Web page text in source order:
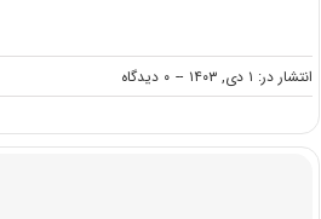
انتشار در: ۱ دی, ۱۴۰۳ -- ۰ دیدگاه
on
سوالات
پاسخنامه